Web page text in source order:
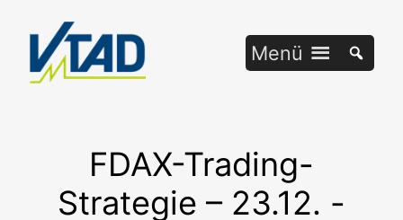
springen
Menü
FDAX-Trading-
Strategie – 23.12. -